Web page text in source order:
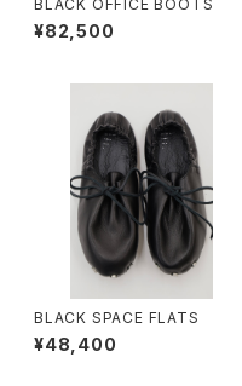
BLACK OFFICE BOOTS
¥82,500
BLACK SPACE FLATS
¥48,400